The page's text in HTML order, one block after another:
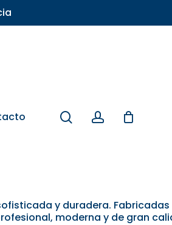
searchaccount
y duradera. Fabricadas
moderna y de gran